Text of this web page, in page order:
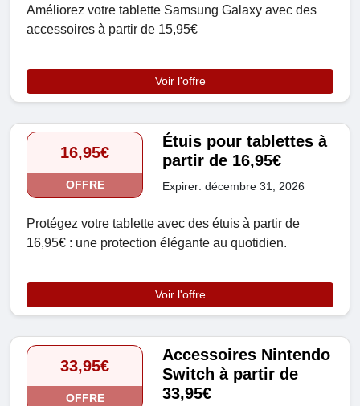
Améliorez votre tablette Samsung Galaxy avec des
accessoires à partir de 15,95€
Voir l'offre
16,95€
OFFRE
Étuis pour tablettes à
partir de 16,95€
Expirer: décembre 31, 2026
Protégez votre tablette avec des étuis à partir de
16,95€ : une protection élégante au quotidien.
Voir l'offre
33,95€
OFFRE
Accessoires Nintendo
Switch à partir de
33,95€